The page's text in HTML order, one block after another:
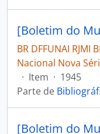
BR DFFUNAI RJMI
Nacional Nova
· Item · 1945
Parte de